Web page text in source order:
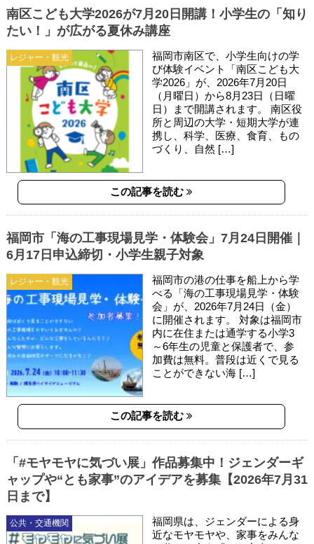
レジャー・観光
南区こども大学2026が7月20日開講！小学生の「知り
たい！」が広がる夏休み講座
福岡市南区で、小学生向けの学
び体験イベント「南区こども大
学2026」が、2026年7月20日
（月曜日）から8月23日（日曜
日）まで開講されます。 南区役
所と周辺の大学・短期大学が連
携し、科学、医療、食育、もの
づくり、自然 […]
この記事を読む
レジャー・観光
福岡市「海の工事現場見学・体験会」7月24日開催｜
6月17日申込締切・小学生親子対象
福岡市の港の仕事を船上から学
べる「海の工事現場見学・体験
会」が、2026年7月24日（金）
に開催されます。 対象は福岡市
内に在住または通学する小学3
～6年生の児童と保護者で、参
加費は無料。普段は近くで見る
ことができない海 […]
この記事を読む
公共・交通機関
「#モヤモヤに気づい展」作品募集中！ジェンダーギ
ャップや“とも家事”のアイデアを募集【2026年7月31
日まで】
福岡県は、ジェンダーによる身
近なモヤモヤや、家事をみんな